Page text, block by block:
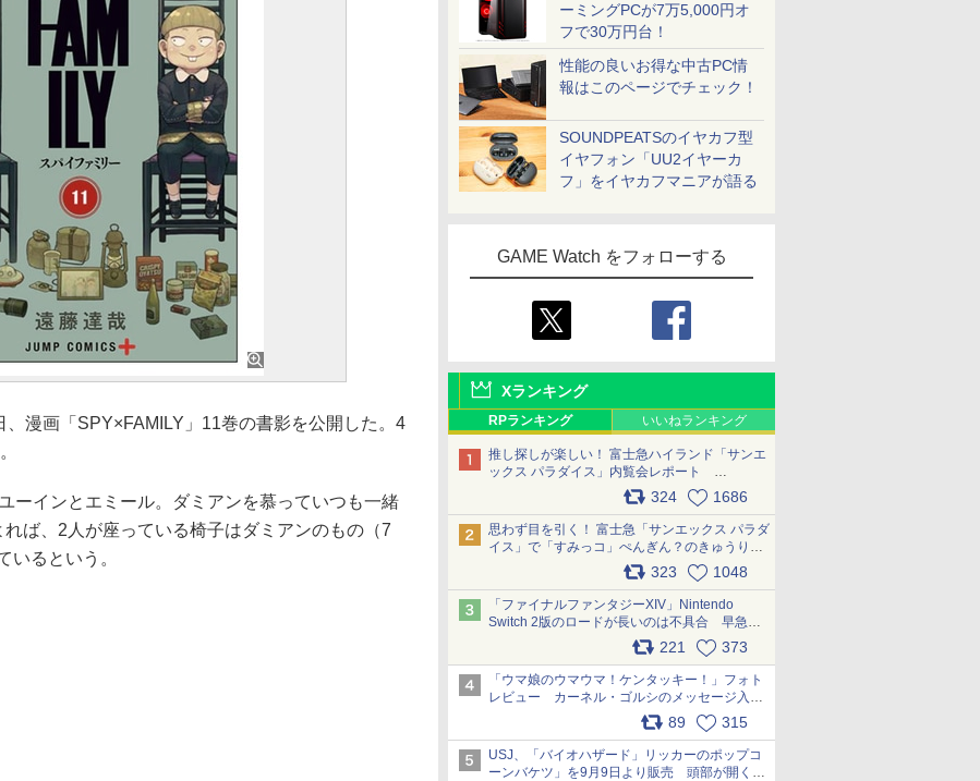
ーミングPCが7万5,000円オ
フで30万円台！
性能の良いお得な中古PC情
報はこのページでチェック！
SOUNDPEATSのイヤカフ型
イヤフォン「UU2イヤーカ
フ」をイヤカフマニアが語る
GAME Watch をフォローする
Xランキング
RPランキング いいねランキング
推し探しが楽しい！ 富士急ハイランド「サンエ
ックス パラダイス」内覧会レポート
324 1686
思わず目を引く！ 富士急「サンエックス パラダ
イス」で「すみっコ」ぺんぎん？のきゅうりド
ッグを食べてみた イラストそのままのメニュ
ー化に挑戦。これが意外にもおいしい
pic.x.com/Kgl04hZaeg
323 1048
「ファイナルファンタジーXIV」Nintendo
Switch 2版のロードが長いのは不具合 早急に
アップデートできるよう対応中221 373
「ウマ娘のウマウマ！ケンタッキー！」フォト
レビュー カーネル・ゴルシのメッセージ入り
パッケージや描き下ろしトレカなどが登場
89 315
USJ、「バイオハザード」リッカーのポップコ
ーンバケツ」を9月9日より販売 頭部が開く仕
漫画「SPY×FAMILY」11巻の書影を公開した。4
ーインとエミール。ダミアンを慕っていつも一緒
ば、2人が座っている椅子はダミアンのもの（7
いるという。